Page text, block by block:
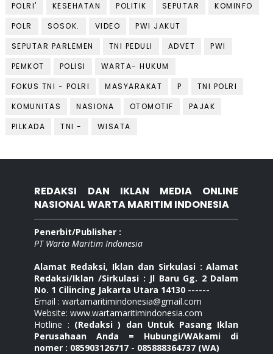
POLRI'
KESEHATAN POLITIK SEPUTAR
KOMINFO
POLR
SOSOK. VIDEO
PWI JAKUT
SEPUTAR PARLEMEN
TNI PEDULI ADVET
PWI
PEMKOT
POLISI
WARTA- HUKUM
FOKUS TNI - POLRI
MASYARAKAT P
TNI POLRI
KOMUNITAS
NASIONA OTOMOTIF
PAJAK
PILKADA
TNI - WISATA
REDAKSI DAN IKLAN MEDIA ONLINE
NASIONAL WARTA MARITIM INDONESIA
Penerbit/Publisher :
PT Warta Maritim Indonesia
Alamat Redaksi, Iklan dan Sirkulasi : Alamat
Redaksi/Iklan /Sirkulasi : Jl Baru Gg. 2 Dalam
No. 1 Cilincing Jakarta Utara 14130 ------
Email : wartamaritimindonesia@gmail.com
Website: www.wartamaritimindonesia.com
Hotline : (Redaksi ) dan Untuk Pasang Iklan
Perusahaan Anda = Hubungi/WAkami di
nomer : 085903126717 - 085888364737 (WA)